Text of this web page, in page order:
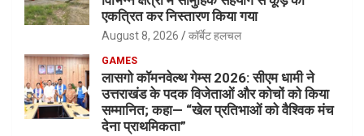
एकत्रित कर निस्तारण किया गया
August 8, 2026 कॉर्बेट हलचल
GAMES
लासगो कॉमनवेल्थ गेम्स 2026: सीएम धामी ने
उत्तराखंड के पदक विजेताओं और कोचों को किया
सम्मानित; कहा— “खेल प्रतिभाओं को वैश्विक मंच
देना प्राथमिकता”